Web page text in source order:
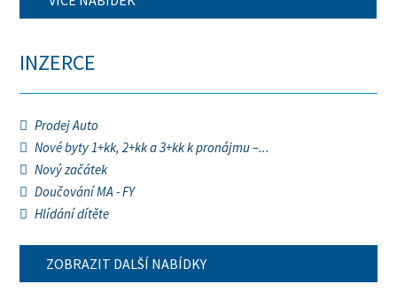
INZERCE
Prodej Auto
Nové byty 1+kk, 2+kk a 3+kk k pronájmu –...
Nový začátek
Doučování MA - FY
Hlídání dítěte
ZOBRAZIT DALŠÍ NABÍDKY